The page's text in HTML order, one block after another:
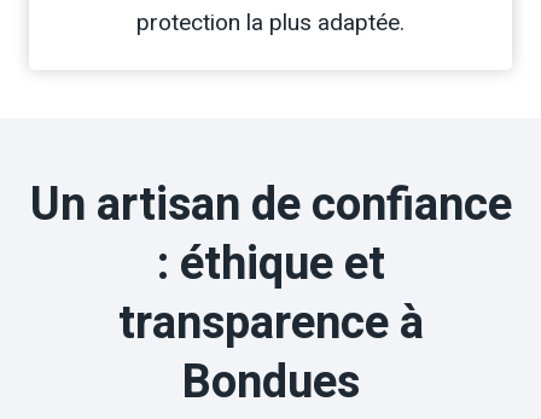
protection la plus adaptée.
Un artisan de confiance
: éthique et
transparence à
Bondues